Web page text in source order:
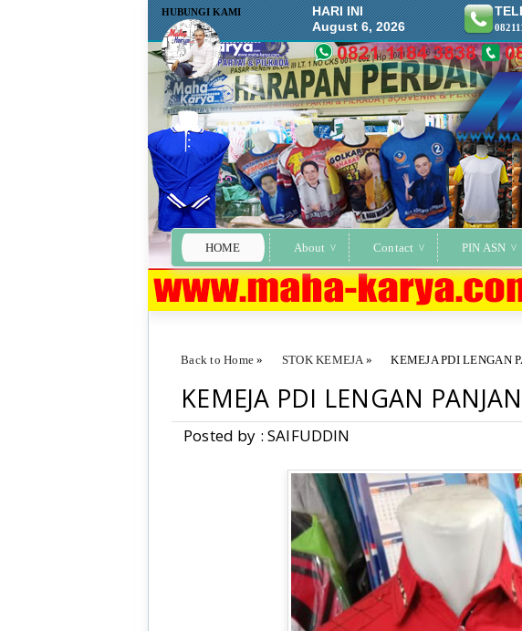
HOME About Contact PIN ASN
HUBUNGI KAMI
HARI INI
August 6, 2026
Back to Home » STOK KEMEJA» KEMEJA PDI LENGAN
KEMEJA PDI LENGAN
Posted by : SAIFUDDIN